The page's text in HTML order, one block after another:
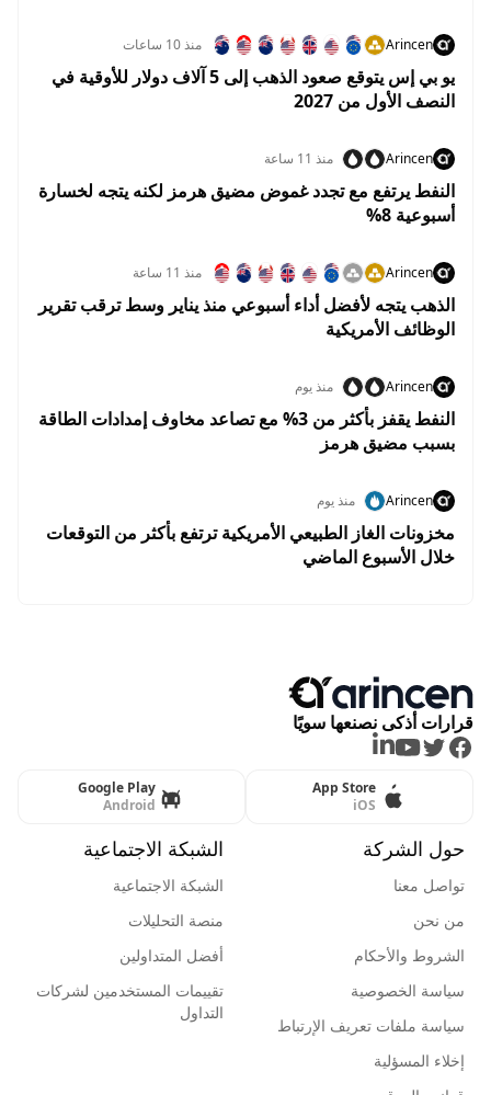
Arincen منذ 10 ساعات
يو بي إس يتوقع صعود الذهب إلى 5 آلاف دولار للأوقية في
النصف الأول من 2027
Arincen منذ 11 ساعة
النفط يرتفع مع تجدد غموض مضيق هرمز لكنه يتجه لخسارة
أسبوعية 8%
Arincen منذ 11 ساعة
الذهب يتجه لأفضل أداء أسبوعي منذ يناير وسط ترقب تقرير
الوظائف الأمريكية
Arincen منذ يوم
النفط يقفز بأكثر من 3% مع تصاعد مخاوف إمدادات الطاقة
بسبب مضيق هرمز
Arincen منذ يوم
مخزونات الغاز الطبيعي الأمريكية ترتفع بأكثر من التوقعات
خلال الأسبوع الماضي
قرارات أذكى نصنعها سويًا
Facebook
Twitter
Youtube
LinkedIn
App Store
iOS
Google Play
Android
حول الشركة
تواصل معنا
من نحن
الشروط والأحكام
سياسة الخصوصية
سياسة ملفات تعريف الإرتباط
إخلاء المسؤلية
الشبكة الاجتماعية
الشبكة الاجتماعية
منصة التحليلات
أفضل المتداولين
تقييمات المستخدمين لشركات
التداول